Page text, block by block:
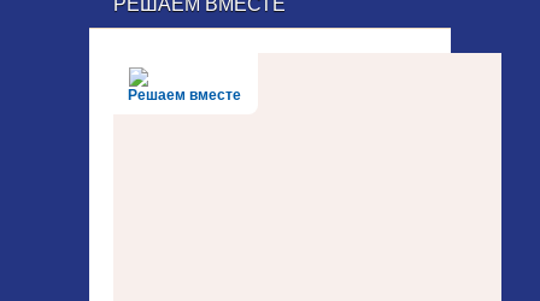
РЕШАЕМ ВМЕСТЕ
Решаем вместе